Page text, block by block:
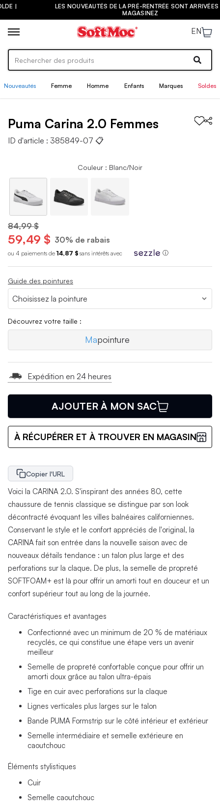
LES NOUVEAUTÉS DE LA PRÉ-RENTRÉE SONT ARRIVÉES ! |
MAGASINEZ
EN
Nouveautés Femme Homme Enfants Marques Soldes
Puma Carina 2.0 Femmes
ID d'article : 385849-07 📋
Couleur : Blanc/Noir
84,99 $
59,49 $ 30% de rabais
ou 4 paiements de 14,87 $ sans intérêts avec ⓘ
Guide des pointures
Découvrez votre taille :
Mapointure
Expédition en 24 heures
AJOUTER À MON SAC
À RÉCUPÉRER ET À TROUVER EN MAGASIN
Copier l'URL
Voici la CARINA 2.0. S'inspirant des années 80, cette
chaussure de tennis classique se distingue par son look
décontracté évoquant les villes balnéaires californiennes.
Conservant le style et le confort appréciés de l'original, la
CARINA fait son entrée dans la nouvelle saison avec de
nouveaux détails tendance : un talon plus large et des
perforations sur la claque. De plus, la semelle de propreté
SOFTFOAM+ est là pour offrir un amorti tout en douceur et un
confort supérieur tout au long de la journée.
Caractéristiques et avantages
Confectionné avec un minimum de 20 % de matériaux
recyclés, ce qui constitue une étape vers un avenir
meilleur
Semelle de propreté confortable conçue pour offrir un
amorti doux grâce au talon ultra-épais
Tige en cuir avec perforations sur la claque
Lignes verticales plus larges sur le talon
Bande PUMA Formstrip sur le côté intérieur et extérieur
Semelle intermédiaire et semelle extérieure en
caoutchouc
Éléments stylistiques
Cuir
Semelle caoutchouc